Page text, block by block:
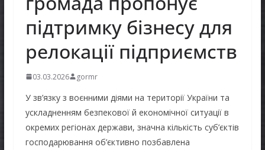
підтримку бізнесу для
релокації підприємств
03.03.2026 gormr
У зв’язку з воєнними діями на території України та
ускладненням безпекової й економічної ситуації в
окремих регіонах держави, значна кількість суб’єктів
господарювання об’єктивно позбавлена